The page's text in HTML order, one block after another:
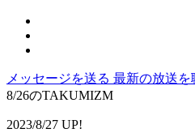
メッセージを送る 最新の放送を
8/26のTAKUMIZM
2023/8/27 UP!